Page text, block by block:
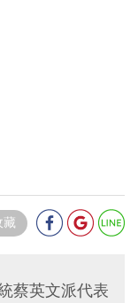
藏
蔡英文派代表